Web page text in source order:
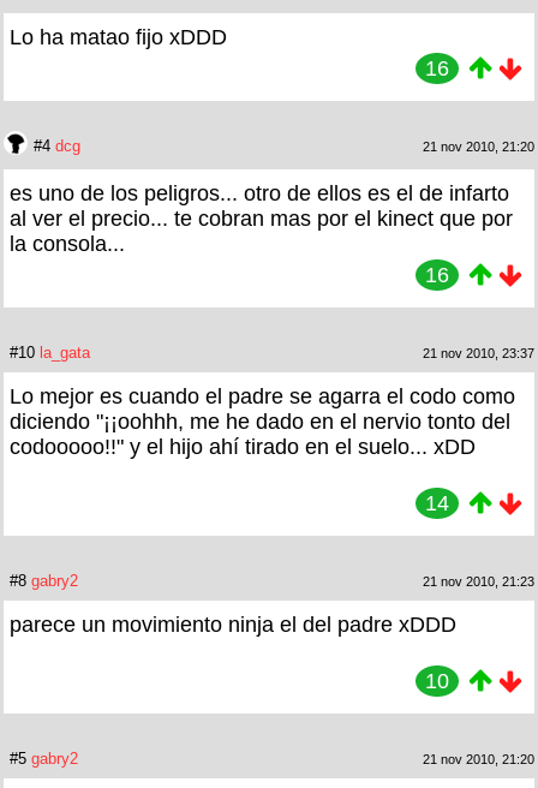
Lo ha matao fijo xDDD
16
#4 dcg 21 nov 2010, 21:20
es uno de los peligros... otro de ellos es el de infarto
al ver el precio... te cobran mas por el kinect que por
la consola...
16
#10 la_gata 21 nov 2010, 23:37
Lo mejor es cuando el padre se agarra el codo como
diciendo "¡¡oohhh, me he dado en el nervio tonto del
codooooo!!" y el hijo ahí tirado en el suelo... xDD
14
#8 gabry2 21 nov 2010, 21:23
parece un movimiento ninja el del padre xDDD
10
#5 gabry2 21 nov 2010, 21:20